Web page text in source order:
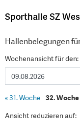
Sporthalle SZ
Hallenbelegungen
Wochenansicht für den:
«31. Woche 32. Woche
Ansicht reduzieren auf: